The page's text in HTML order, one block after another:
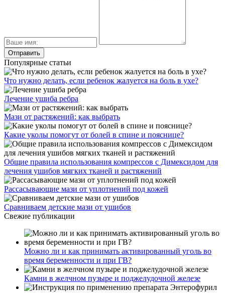
Популярные статьи
Что нужно делать, если ребенок жалуется на боль в ухе?
Лечение ушиба ребра
Мази от растяжений: как выбрать
Какие уколы помогут от болей в спине и пояснице?
Общие правила использования компрессов с Димексидом для
лечения ушибов мягких тканей и растяжений
Рассасывающие мази от уплотнений под кожей
Сравниваем детские мази от ушибов
Свежие публикации
Можно ли и как принимать активированный уголь во
время беременности и при ГВ?
Камни в желчном пузыре и поджелудочной железе